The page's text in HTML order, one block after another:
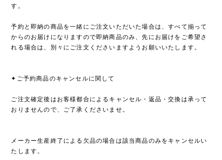
す。
予約と即納の商品を一緒にご注文いただいた場合は、すべて揃って
からのお届けになりますので即納商品のみ、先にお届けをご希望さ
れる場合は、別々にご注文くださいますようお願いいたします。
✦ご予約商品のキャンセルに関して
ご注文確定後はお客様都合によるキャンセル・返品・交換は承って
おりませんので、ご了承くださいませ。
メーカー生産終了による欠品の場合は該当商品のみをキャンセルい
たします。